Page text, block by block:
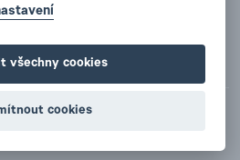
Králové, oddíl C, vložka 12057
všechny cookies
cookies